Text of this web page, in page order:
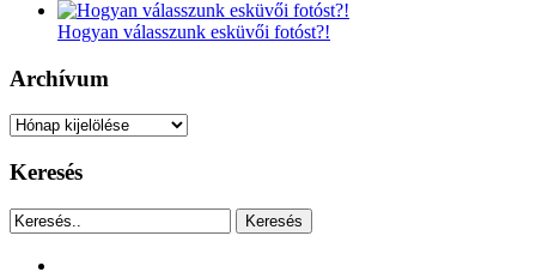
Hogyan válasszunk esküvői fotóst?!
Archívum
Archívum
Keresés
Keresés